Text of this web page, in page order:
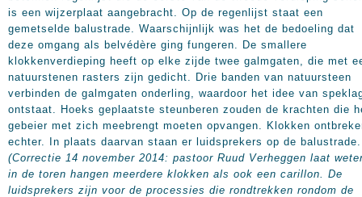
is een wijzerplaat aangebracht. Op de regenlijst staat een
gemetselde balustrade. Waarschijnlijk was het de bedoeling dat
deze omgang als belvédère ging fungeren. De smallere
klokkenverdieping heeft op elke zijde twee galmgaten, die met
natuurstenen rasters zijn gedicht. Drie banden van natuursteen
verbinden de galmgaten onderling, waardoor het idee van
ontstaat. Hoeks geplaatste steunberen zouden de krachten die
gebeier met zich meebrengt moeten opvangen. Klokken
echter. In plaats daarvan staan er luidsprekers op de balustrade.
(Correctie 14 november 2014: pastoor Ruud Verheggen laat
in de toren hangen meerdere klokken als ook een carillon. De
luidsprekers zijn voor de processies die rondtrekken rondom de